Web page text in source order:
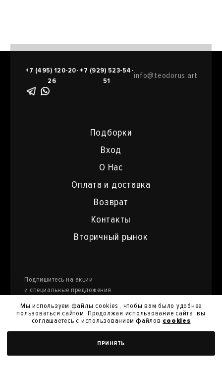
ДОБАВИТЬ В КОРЗИНУ
Подборки
Вход
О Нас
Оплата и доставка
Возврат
Контакты
Вторичный рынок
+7 (495) 120-20-
26
+7 (929) 523-54-
51
info@teodorus.art
Подпишитесь на акции
и специальные предложения
и их передачу для получения кэшбэк.
Я согласен сполитикой конфиденциальности
Мы используем файлы cookies , чтобы вам было удобнее
пользоваться сайтом. Продолжая использование сайта, вы
соглашаетесь с использованием файлов cookies
ПРИНЯТЬ